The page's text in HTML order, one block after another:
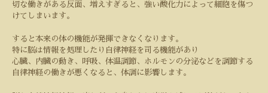
切な働きがある反面、増えすぎると、強い酸化力によって細胞を傷つ
けてしまいます。
すると本来の体の機能が発揮できなくなります。
特に脳は情報を処理したり自律神経を司る機能があり
心臓、内臓の動き、呼吸、体温調節、ホルモンの分泌などを調節する
自律神経の働きが悪くなると、体調に影響します。